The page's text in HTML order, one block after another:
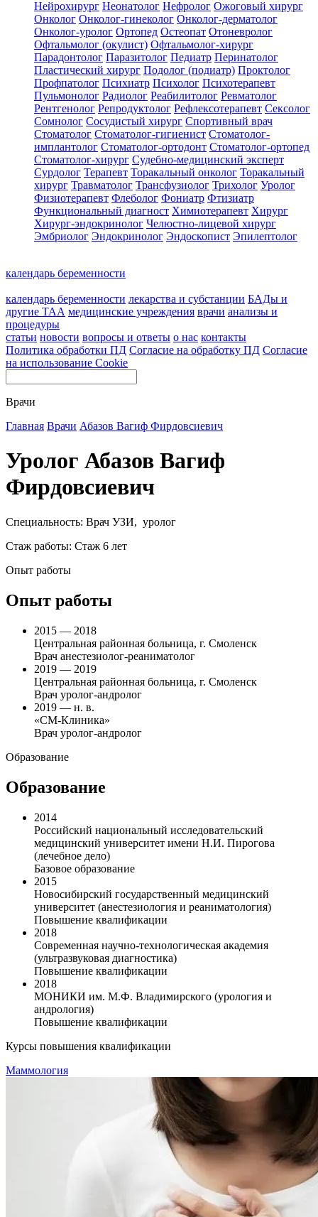
Нейрохирург Неонатолог Нефролог Ожоговый хирург
Онколог Онколог-гинеколог Онколог-дерматолог
Онколог-уролог Ортопед Остеопат Отоневролог
Офтальмолог (окулист) Офтальмолог-хирург
Парадонтолог Паразитолог Педиатр Перинатолог
Пластический хирург Подолог (подиатр) Проктолог
Профпатолог Психиатр Психолог Психотерапевт
Пульмонолог Радиолог Реабилитолог Ревматолог
Рентгенолог Репродуктолог Рефлексотерапевт Сексолог
Сомнолог Сосудистый хирург Спортивный врач
Стоматолог Стоматолог-гигиенист Стоматолог-
имплантолог Стоматолог-ортодонт Стоматолог-ортопед
Стоматолог-хирург Судебно-медицинский эксперт
Сурдолог Терапевт Торакальный онколог Торакальный
хирург Травматолог Трансфузиолог Трихолог Уролог
Физиотерапевт Флеболог Фониатр Фтизиатр
Функциональный диагност Химиотерапевт Хирург
Хирург-эндокринолог Челюстно-лицевой хирург
Эмбриолог Эндокринолог Эндоскопист Эпилептолог
календарь беременности
календарь беременности лекарства и субстанции БАДы и
другие ТАА медицинские учреждения врачи анализы и
процедуры
статьи новости вопросы и ответы о нас контакты
Политика обработки ПД Согласие на обработку ПД Согласие
на использование Cookie
Врачи
Главная Врачи Абазов Вагиф Фирдовсиевич
Уролог Абазов Вагиф
Фирдовсиевич
Специальность: Врач УЗИ, уролог
Стаж работы: Стаж 6 лет
Опыт работы
Опыт работы
2015 — 2018
Центральная районная больница, г. Смоленск
Врач анестезиолог-реаниматолог
2019 — 2019
Центральная районная больница, г. Смоленск
Врач уролог-андролог
2019 — н. в.
«СМ-Клиника»
Врач уролог-андролог
Образование
Образование
2014
Российский национальный исследовательский
медицинский университет имени Н.И. Пирогова
(лечебное дело)
Базовое образование
2015
Новосибирский государственный медицинский
университет (анестезиология и реаниматология)
Повышение квалификации
2018
Современная научно-технологическая академия
(ультразвуковая диагностика)
Повышение квалификации
2018
МОНИКИ им. М.Ф. Владимирского (урология и
андрология)
Повышение квалификации
Курсы повышения квалификации
Маммология